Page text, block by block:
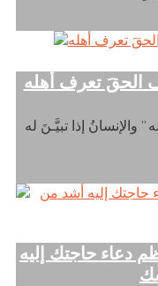
الحقَ تعرف أهله
والإنسانُ إذا تبيَّـنَ له
دعاء حاجتك إليه